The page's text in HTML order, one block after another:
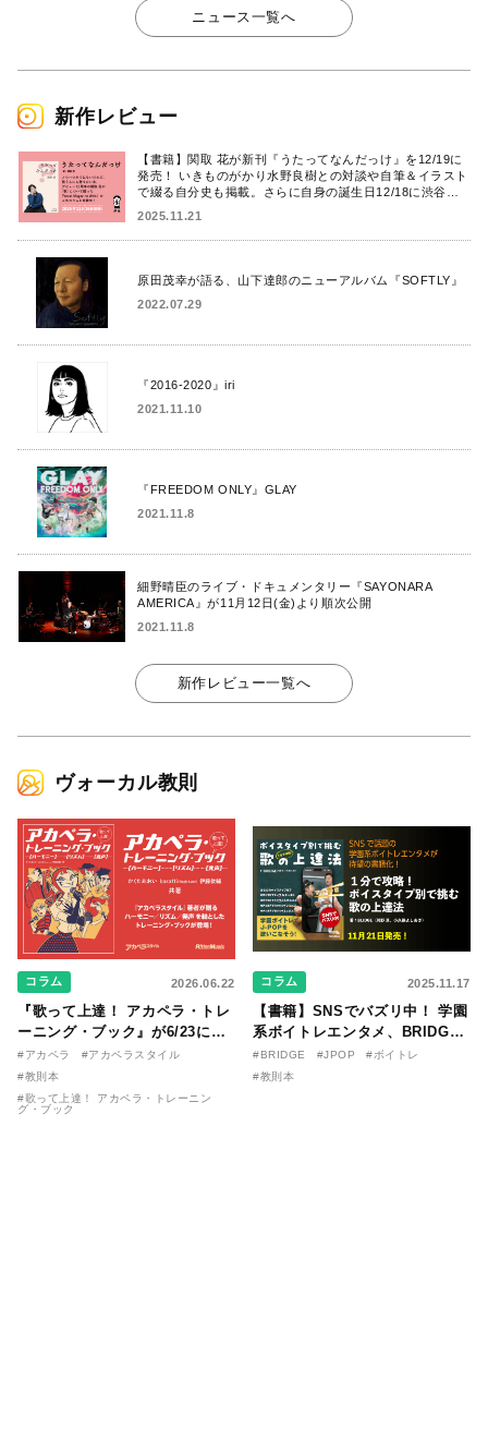
ニュース一覧へ
新作レビュー
【書籍】関取 花が新刊『うたってなんだっけ』を12/19に
発売！ いきものがかり水野良樹との対談や自筆＆イラスト
で綴る自分史も掲載。さらに自身の誕生日12/18に渋谷で
2025.11.21
原田茂幸が語る、山下達郎のニューアルバム『SOFTLY』
2022.07.29
『2016-2020』iri
2021.11.10
『FREEDOM ONLY』GLAY
2021.11.8
細野晴臣のライブ・ドキュメンタリー『SAYONARA
AMERICA』が11月12日(金)より順次公開
2021.11.8
新作レビュー一覧へ
ヴォーカル教則
コラム 2026.06.22
『歌って上達！ アカペラ・トレ
ーニング・ブック』が6/23に発
売！ 課題曲音源・音取り用アプ
リを公開。
#アカペラ
#アカペラスタイル
#教則本
#歌って上達！ アカペラ・トレーニン
グ・ブック
コラム 2025.11.17
【書籍】SNSでバズリ中！ 学園
系ボイトレエンタメ、BRIDGE
が届ける教則本『１分で攻略！
ボイスタイプ別で挑む歌の上達
#BRIDGE #JPOP
#ボイトレ
#教則本